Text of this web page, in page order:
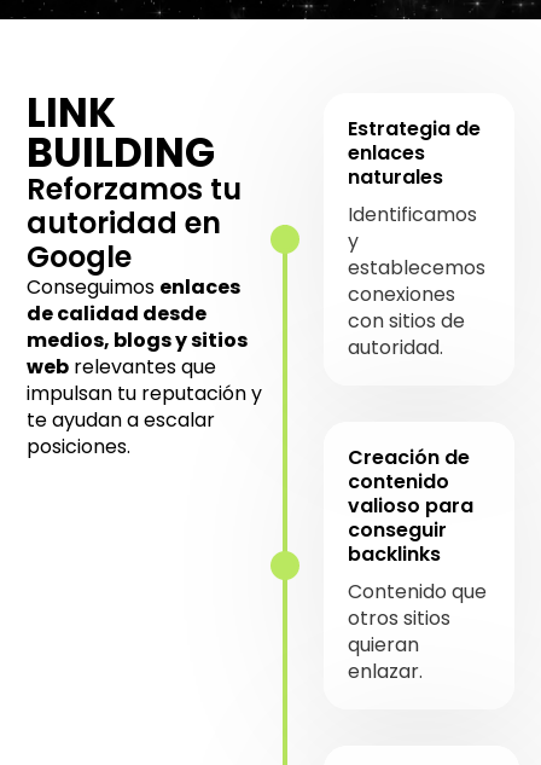
LINK
BUILDING
Reforzamos tu
autoridad en
Google
Conseguimos enlaces
de calidad desde
medios, blogs y sitios
web relevantes que
impulsan tu reputación y
te ayudan a escalar
posiciones.
Estrategia de
enlaces
naturales
Identificamos
y
establecemos
conexiones
con sitios de
autoridad.
Creación de
contenido
valioso para
conseguir
backlinks
Contenido que
otros sitios
quieran
enlazar.